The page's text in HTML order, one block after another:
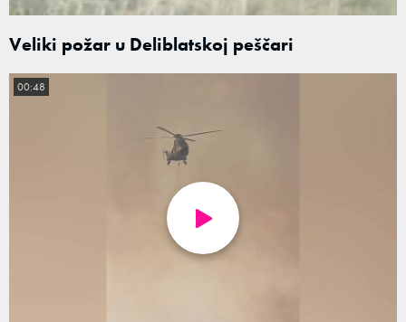
Veliki požar u Deliblatskoj peščari
00:48